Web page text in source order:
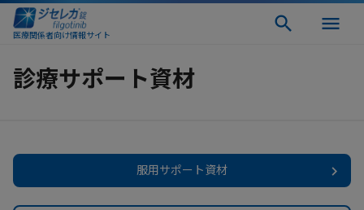
医療関係者向け情報サイト
診療サポート資材
服用サポート資材